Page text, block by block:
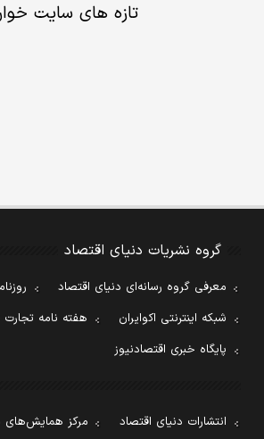
تازه های سایت
گروه نشریات دنیای اقتصاد
معرفی گروه رسانه‌ای دنیای اقتصاد
شبکه اینترنتی اکوایران
هفته نامه تجارت
پایگاه خبری اقتصادنیوز
انتشارات دنیای اقتصاد
مرکز همایش‌های